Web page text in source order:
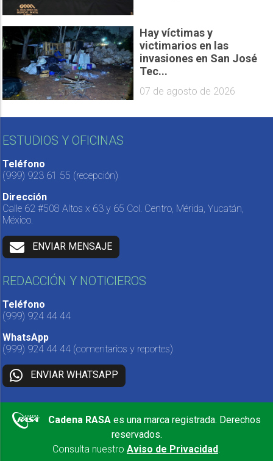
Hay víctimas y
victimarios en las
invasiones en San José
Tec...
07 de agosto de 2026
ESTUDIOS Y OFICINAS
Teléfono
(999) 923 61 55 (recepción)
Dirección
Calle 62 #508 Altos x 63 y 65 Col. Centro, Mérida, Yucatán,
México.
ENVIAR MENSAJE
REDACCIÓN Y NOTICIEROS
Teléfono
(999) 924 44 44
WhatsApp
(999) 924 44 44 (comentarios y reportes)
ENVIAR WHATSAPP
Cadena RASA es una marca registrada. Derechos
reservados.
Consulta nuestro Aviso de Privacidad